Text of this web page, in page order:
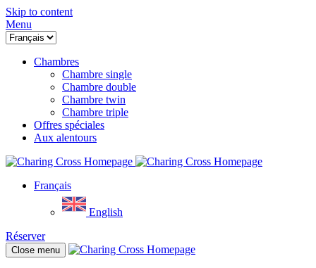
Skip to content
Menu
Chambres
Chambre single
Chambre double
Chambre twin
Chambre triple
Offres spéciales
Aux alentours
Français
English
Réserver
Close menu